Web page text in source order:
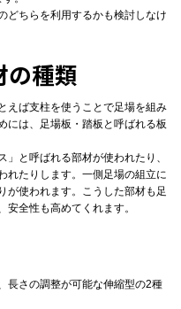
どちらを利用するかも検討しなけ
の種類
えば支柱を使うことで足場を組み
には、足場板・踏板と呼ばれる板
と呼ばれる部材が使われたり、
れたりします。一側足場の組立に
が使われます。こうした部材も足
全性も高めてくれます。
長さの調整が可能な伸縮型の2種